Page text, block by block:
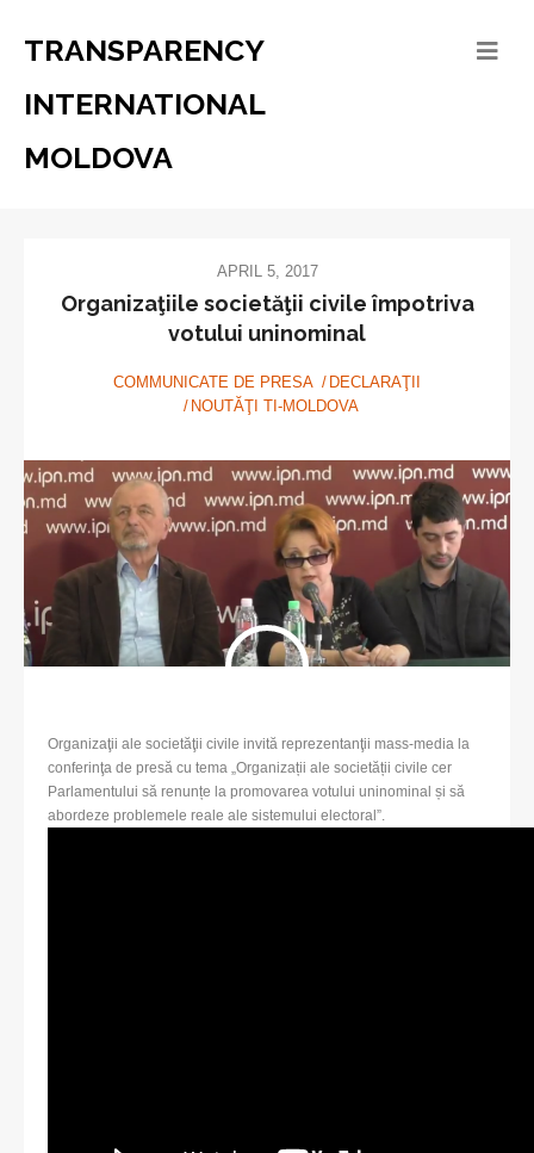
TRANSPARENCY
INTERNATIONAL
MOLDOVA
APRIL 5, 2017
Organizaţiile societăţii civile împotriva
votului uninominal
COMMUNICATE DE PRESA
DECLARAŢII
NOUTĂŢI TI-MOLDOVA
Organizaţii ale societăţii civile invită reprezentanţii mass-media la
conferinţa de presă cu tema „Organizații ale societății civile cer
Parlamentului să renunțe la promovarea votului uninominal și să
abordeze problemele reale ale sistemului electoral”.